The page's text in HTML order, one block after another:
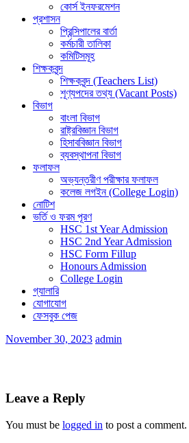
কোর্স ইনফরমেশন
প্রশাসন
প্রিন্সিপালের বার্তা
কর্মচারী তালিকা
কমিটিসমূহ
শিক্ষকবৃন্দ
শিক্ষকবৃন্দ (Teachers List)
শূণ্যপদের তথ্য (Vacant Posts)
বিভাগ
বাংলা বিভাগ
রাষ্ট্রবিজ্ঞান বিভাগ
হিসাববিজ্ঞান বিভাগ
ব্যবস্থাপনা বিভাগ
ফলাফল
অভ্যন্তরীণ পরীক্ষার ফলাফল
কলেজ লগইন (College Login)
নোটিশ
ভর্তি ও ফরম পূরণ
HSC 1st Year Admission
HSC 2nd Year Admission
HSC Form Fillup
Honours Admission
College Login
গ্যালারি
যোগাযোগ
ফেসবুক পেজ
November 30, 2023 admin
Leave a Reply
You must be logged in to post a comment.